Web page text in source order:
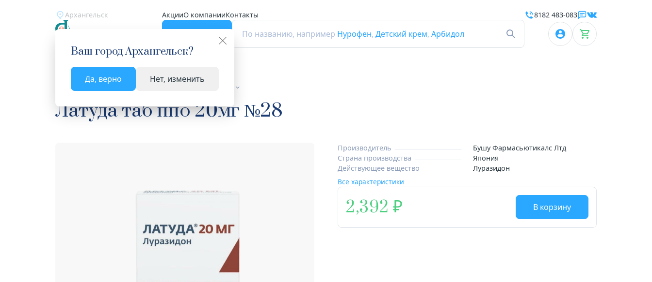
Архангельск АкцииО компанииКонтакты
По названию, например Нурофен, Детский крем, Арбидол
Ваш городАрхангельск?
Да, верно Нет, изменить
8182 483-083
Главная Каталог Лекарства и БАД
Латуда таб ппо 20мг №28
Производитель
Бушу Фармасьютикалс Лтд
Страна производства
Япония
Действующее вещество
Луразидон
Все характеристики
2,392 В корзину